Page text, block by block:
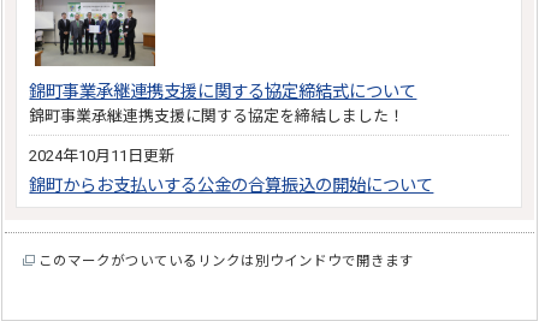
錦町事業承継連携支援に関する協定締結式について
錦町事業承継連携支援に関する協定を締結しました！
2024年10月11日更新
錦町からお支払いする公金の合算振込の開始について
このマークがついているリンクは別ウインドウで開きます